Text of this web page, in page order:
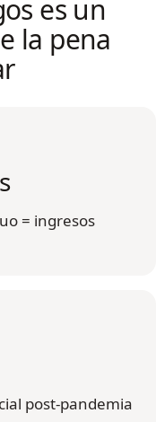
es un
la pena
= ingresos
post-pandemia